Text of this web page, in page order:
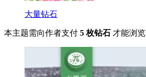
大量钻石
本主题需向作者支付 5 枚钻石 才能浏览